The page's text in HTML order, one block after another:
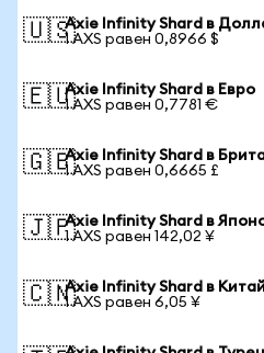
🇺🇸Axie Infinity Shard в
1 AXS равен 0,8966 $
🇪🇺Axie Infinity Shard в Евро
1 AXS равен 0,7781 €
🇬🇧Axie Infinity Shard в
1 AXS равен 0,6665 £
🇯🇵Axie Infinity Shard в
1 AXS равен 142,02 ¥
🇨🇳Axie Infinity Shard в
1 AXS равен 6,05 ¥